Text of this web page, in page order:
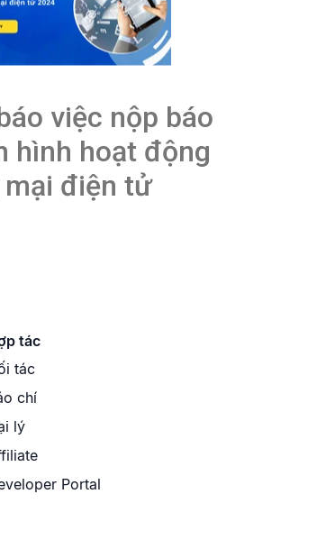
việc nộp báo
hình hoạt động
điện tử
tác
tác
chí
lý
Portal